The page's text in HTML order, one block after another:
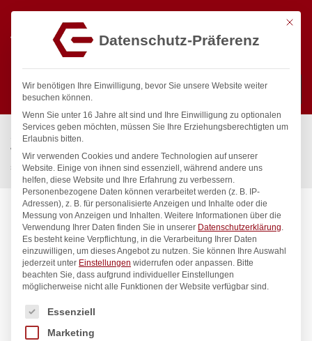
Suchen
Start / Gastronomiebedarf & Gastro Geräte für Profis
Wassertechnik
Wellnes
spa Kneipp’sche Garnitur 1/2″ Ø 27mm 3/4″ ÜM
Mit
Datenschutz-Präferenz
Wir benötigen Ihre Einwilligung, bevor Sie unsere Website weiter
besuchen können.
Wenn Sie unter 16 Jahre alt sind und Ihre Einwilligung zu optionalen
Services geben möchten, müssen Sie Ihre Erziehungsberechtigten um
Erlaubnis bitten.
Wir verwenden Cookies und andere Technologien auf unserer
Website. Einige von ihnen sind essenziell, während andere uns
helfen, diese Website und Ihre Erfahrung zu verbessern.
Personenbezogene Daten können verarbeitet werden (z. B. IP-
Adressen), z. B. für personalisierte Anzeigen und Inhalte oder die
Messung von Anzeigen und Inhalten. Weitere Informationen über die
Verwendung Ihrer Daten finden Sie in unserer Datenschutzerklärung.
Es besteht keine Verpflichtung, in die Verarbeitung Ihrer Daten
einzuwilligen, um dieses Angebot zu nutzen. Sie können Ihre Auswahl
jederzeit unter Einstellungen widerrufen oder anpassen. Bitte
beachten Sie, dass aufgrund individueller Einstellungen
möglicherweise nicht alle Funktionen der Website verfügbar sind.
Es folgt eine Liste der Service-Gruppen, für die eine
Essenziell
Marketing